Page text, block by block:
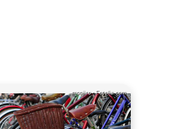
monjiro - Fotolia.com